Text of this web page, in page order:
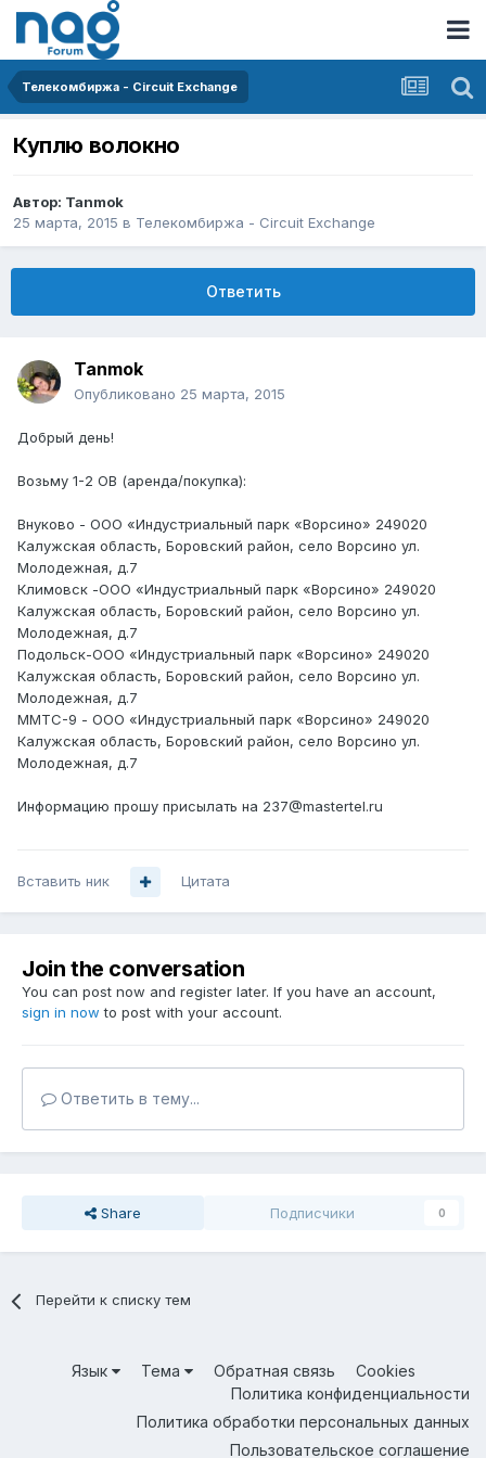
Телекомбиржа - Circuit Exchange
Куплю волокно
Автор: Tanmok
25 марта, 2015 в Телекомбиржа - Circuit Exchange
Ответить
Tanmok
Опубликовано 25 марта, 2015
Добрый день!
Возьму 1-2 ОВ (аренда/покупка):
Внуково - ООО «Индустриальный парк «Ворсино» 249020
Калужская область, Боровский район, село Ворсино ул.
Молодежная, д.7
Климовск -ООО «Индустриальный парк «Ворсино» 249020
Калужская область, Боровский район, село Ворсино ул.
Молодежная, д.7
Подольск-ООО «Индустриальный парк «Ворсино» 249020
Калужская область, Боровский район, село Ворсино ул.
Молодежная, д.7
ММТС-9 - ООО «Индустриальный парк «Ворсино» 249020
Калужская область, Боровский район, село Ворсино ул.
Молодежная, д.7
Информацию прошу присылать на 237@mastertel.ru
Вставить ник Цитата
Join the conversation
You can post now and register later. If you have an account,
sign in now to post with your account.
Ответить в тему...
Share Подписчики 0
Перейти к списку тем
Язык Тема Обратная связь
Cookies
Политика конфиденциальности
Политика обработки персональных данных
Пользовательское соглашение